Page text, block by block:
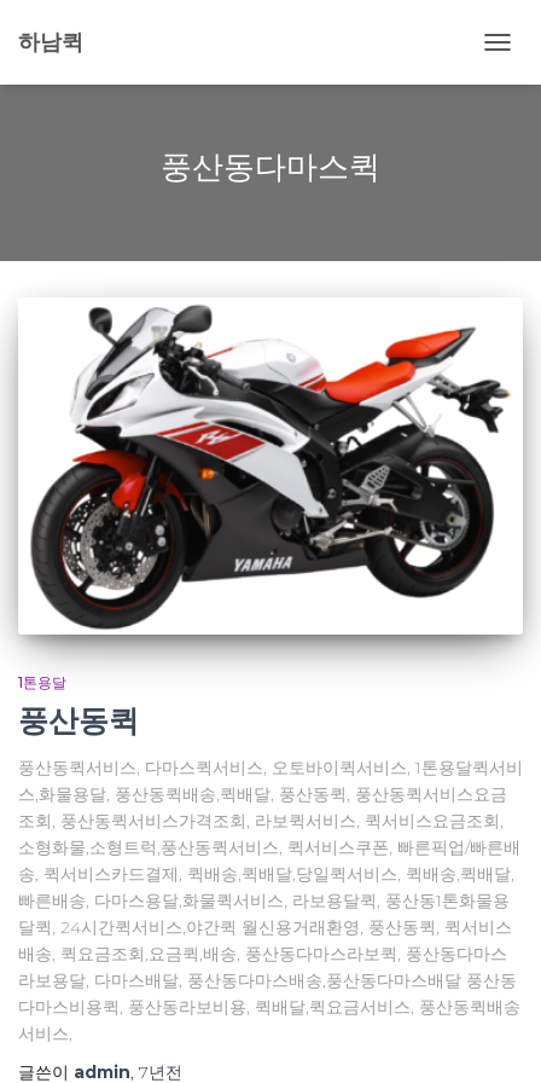
하남퀵
비
풍산동다마스퀵
1톤용달
풍산동퀵
풍산동퀵서비스, 다마스퀵서비스, 오토바이퀵서비스, 1톤용달퀵서비
스,화물용달, 풍산동퀵배송,퀵배달, 풍산동퀵, 풍산동퀵서비스요금
조회, 풍산동퀵서비스가격조회, 라보퀵서비스, 퀵서비스요금조회,
소형화물,소형트럭,풍산동퀵서비스, 퀵서비스쿠폰, 빠른픽업/빠른배
송, 퀵서비스카드결제, 퀵배송,퀵배달,당일퀵서비스, 퀵배송,퀵배달,
빠른배송, 다마스용달,화물퀵서비스, 라보용달퀵, 풍산동1톤화물용
달퀵, 24시간퀵서비스,야간퀵 월신용거래환영, 풍산동퀵, 퀵서비스
배송, 퀵요금조회,요금퀵,배송, 풍산동다마스라보퀵, 풍산동다마스
라보용달, 다마스배달, 풍산동다마스배송,풍산동다마스배달 풍산동
다마스비용퀵, 풍산동라보비용, 퀵배달,퀵요금서비스, 풍산동퀵배송
서비스,
글쓴이 admin, 7년전